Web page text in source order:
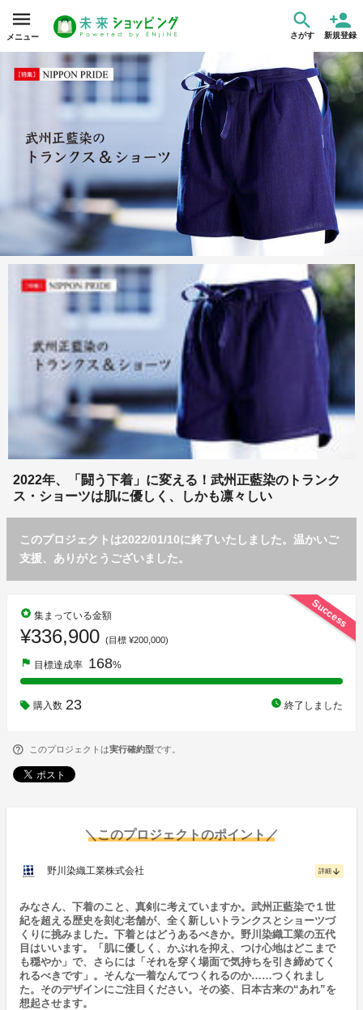
メニュー さがす 新規登録
2022年、「闘う下着」に変える！武州正藍染のトランク
ス・ショーツは肌に優しく、しかも凛々しい
このプロジェクトは2022/01/10に終了いたしました。温かいご
支援、ありがとうございました。
Success
stars 集まっている金額
¥336,900 (目標 ¥200,000)
flag 目標達成率 168%
購入数 23 watch_later 終了しました
このプロジェクトは実行確約型です。
＼このプロジェクトのポイント／
野川染織工業株式会社 詳細 arrow_downward
みなさん、下着のこと、真剣に考えていますか。武州正藍染で１世
紀を超える歴史を刻む老舗が、全く新しいトランクスとショーツづ
くりに挑みました。下着とはどうあるべきか。野川染織工業の五代
目はいいます。「肌に優しく、かぶれを抑え、つけ心地はどこまで
も穏やか」で、さらには「それを穿く場面で気持ちを引き締めてく
れるべきです」。そんな一着なんてつくれるのか……つくれまし
た。そのデザインにご注目ください。その姿、日本古来の“あれ”を
想起させます。